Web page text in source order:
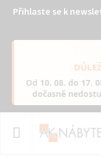
Přihlaste se k
Od 10. 08. do 17.
dočasně